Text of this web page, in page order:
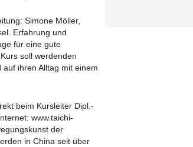
Simone Möller,
Erfahrung und
für eine gute
soll werdenden
ihren Alltag mit einem
beim Kursleiter Dipl.-
www.taichi-
der
in China seit über